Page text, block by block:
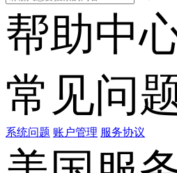
帮助中
常见问
系统问题 账户管理 服务协议